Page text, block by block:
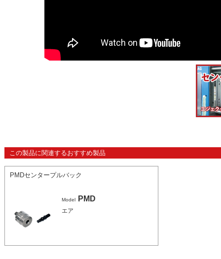
この製品に関連するおすすめ製品
PMDセンタープルバック
Model PMD
エア